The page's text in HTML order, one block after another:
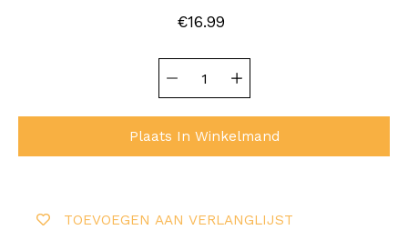
€16.99
variant
selector
Plaats In Winkelmand
TOEVOEGEN AAN VERLANGLIJST